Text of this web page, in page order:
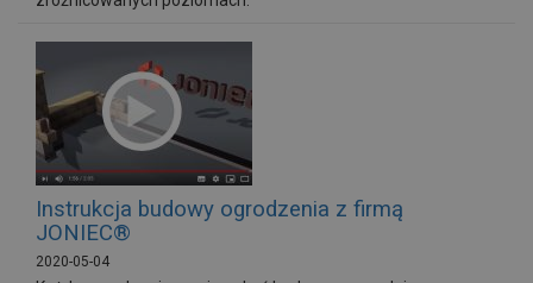
Instrukcja budowy ogrodzenia z firmą
JONIEC®
2020-05-04